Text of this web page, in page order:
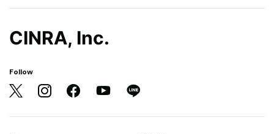
CINRA, Inc.
Follow